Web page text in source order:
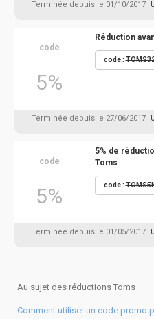
Terminée depuis le 01/10/2017 |
code
5%
Réduction
code :
Terminée depuis le 27/06/2017 |
code
5%
5% de
Toms
code :
Terminée depuis le 01/05/2017 |
Au sujet des réductions Toms
Comment utiliser un code promo